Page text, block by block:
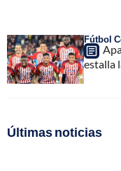
Fútbol
estalla
Últimas noticias